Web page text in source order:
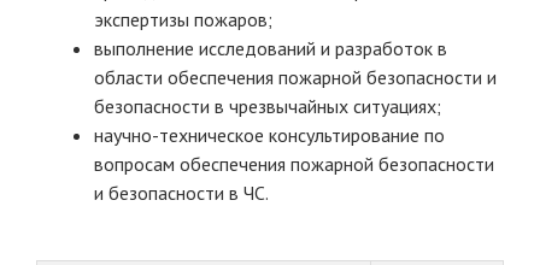
экспертизы пожаров;
выполнение исследований и разработок в
области обеспечения пожарной безопасности и
безопасности в чрезвычайных ситуациях;
научно-техническое консультирование по
вопросам обеспечения пожарной безопасности
и безопасности в ЧС.